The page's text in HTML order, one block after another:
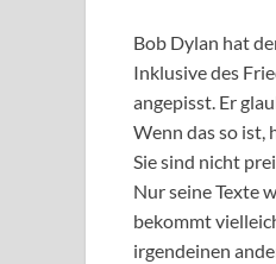
Bob Dylan hat
Inklusive des
angepisst. Er
Wenn das so ist,
Sie sind nicht
Nur seine Texte
bekommt
irgendeinen